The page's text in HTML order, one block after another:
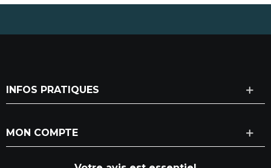
INFOS PRATIQUES
MON COMPTE